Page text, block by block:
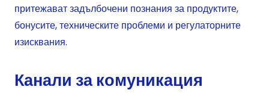
притежават задълбочени познания за продуктите,
бонусите, техническите проблеми и регулаторните
изисквания.
Канали за комуникация